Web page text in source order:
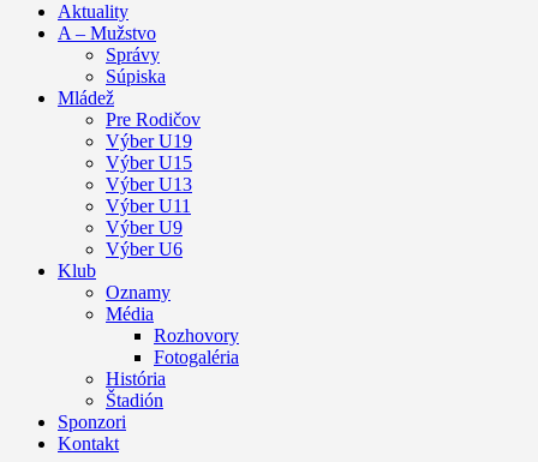
Aktuality
A – Mužstvo
Správy
Súpiska
Mládež
Pre Rodičov
Výber U19
Výber U15
Výber U13
Výber U11
Výber U9
Výber U6
Klub
Oznamy
Média
Rozhovory
Fotogaléria
História
Štadión
Sponzori
Kontakt